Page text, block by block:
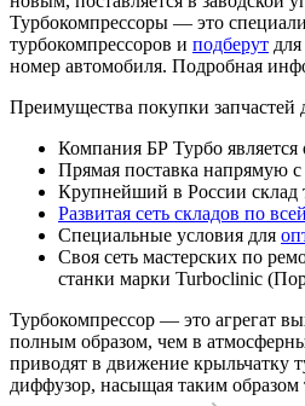
Турбокомпрессоры — это
турбокомпрессоров и подберут
номер автомобиля. Подробная
Преимущества покупки
Компания БР Турбо
Прямая поставка напрямую с
Крупнейший в России склад
Развитая сеть складов по
Специальные условия для
Своя сеть мастерских по
станки марки Turboclinic
Турбокомпрессор — это агрегат
полным образом, чем в
приводят в движение крыльчатку
диффузор, насыщая таким образом